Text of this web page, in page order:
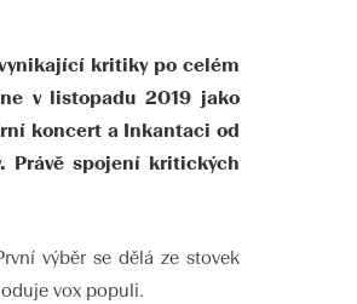
kritiky po celém
v listopadu 2019 jako
koncert a Inkantaci od
Právě spojení kritických
výběr se dělá ze stovek
vox populi.